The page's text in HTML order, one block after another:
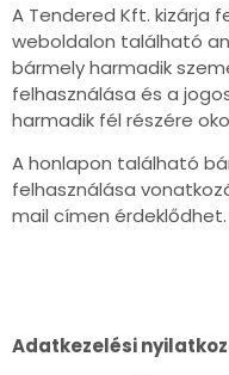
A Tendered Kft. kizárja
weboldalon található
bármely harmadik
felhasználása és a
harmadik fél részére
A honlapon található
felhasználása
mail címen érdeklődhet.
Adatkezelési